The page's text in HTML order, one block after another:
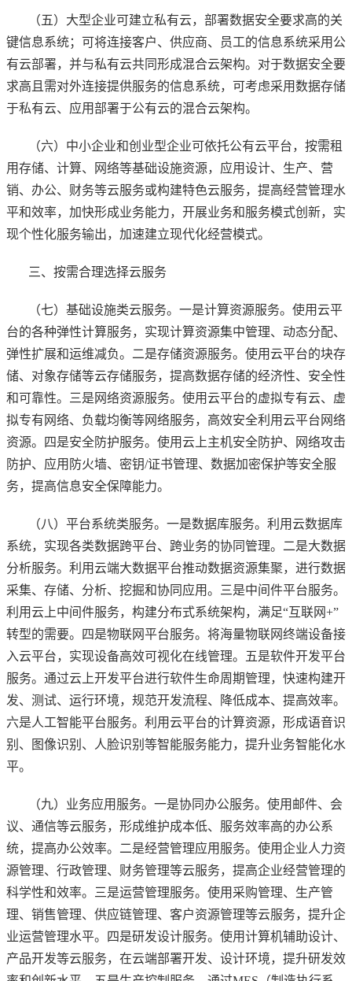
（五）大型企业可建立私有云，部署数据安全要求高的关
键信息系统；可将连接客户、供应商、员工的信息系统采用公
有云部署，并与私有云共同形成混合云架构。对于数据安全要
求高且需对外连接提供服务的信息系统，可考虑采用数据存储
于私有云、应用部署于公有云的混合云架构。
（六）中小企业和创业型企业可依托公有云平台，按需租
用存储、计算、网络等基础设施资源，应用设计、生产、营
销、办公、财务等云服务或构建特色云服务，提高经营管理水
平和效率，加快形成业务能力，开展业务和服务模式创新，实
现个性化服务输出，加速建立现代化经营模式。
三、按需合理选择云服务
（七）基础设施类云服务。一是计算资源服务。使用云平
台的各种弹性计算服务，实现计算资源集中管理、动态分配、
弹性扩展和运维减负。二是存储资源服务。使用云平台的块存
储、对象存储等云存储服务，提高数据存储的经济性、安全性
和可靠性。三是网络资源服务。使用云平台的虚拟专有云、虚
拟专有网络、负载均衡等网络服务，高效安全利用云平台网络
资源。四是安全防护服务。使用云上主机安全防护、网络攻击
防护、应用防火墙、密钥/证书管理、数据加密保护等安全服
务，提高信息安全保障能力。
（八）平台系统类服务。一是数据库服务。利用云数据库
系统，实现各类数据跨平台、跨业务的协同管理。二是大数据
分析服务。利用云端大数据平台推动数据资源集聚，进行数据
采集、存储、分析、挖掘和协同应用。三是中间件平台服务。
利用云上中间件服务，构建分布式系统架构，满足“互联网+”
转型的需要。四是物联网平台服务。将海量物联网终端设备接
入云平台，实现设备高效可视化在线管理。五是软件开发平台
服务。通过云上开发平台进行软件生命周期管理，快速构建开
发、测试、运行环境，规范开发流程、降低成本、提高效率。
六是人工智能平台服务。利用云平台的计算资源，形成语音识
别、图像识别、人脸识别等智能服务能力，提升业务智能化水
平。
（九）业务应用服务。一是协同办公服务。使用邮件、会
议、通信等云服务，形成维护成本低、服务效率高的办公系
统，提高办公效率。二是经营管理应用服务。使用企业人力资
源管理、行政管理、财务管理等云服务，提高企业经营管理的
科学性和效率。三是运营管理服务。使用采购管理、生产管
理、销售管理、供应链管理、客户资源管理等云服务，提升企
业运营管理水平。四是研发设计服务。使用计算机辅助设计、
产品开发等云服务，在云端部署开发、设计环境，提升研发效